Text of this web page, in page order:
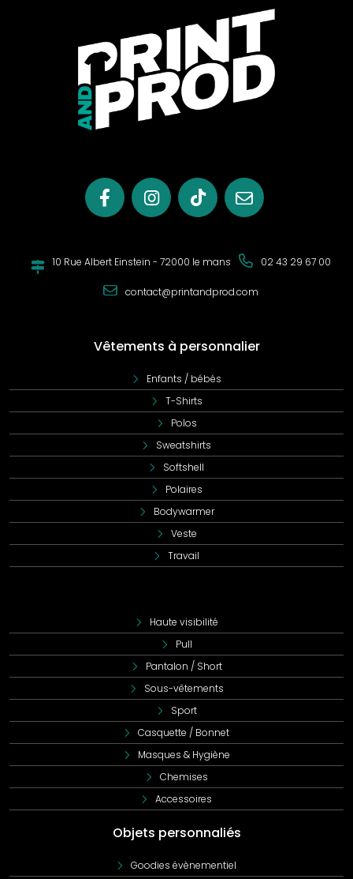
10 Rue Albert Einstein - 72000 le mans 02 43 29 67 00
contact@printandprod.com
Vêtements à personnalier
Enfants / bébés
T-Shirts
Polos
Sweatshirts
Softshell
Polaires
Bodywarmer
Veste
Travail
Haute visibilité
Pull
Pantalon / Short
Sous-vêtements
Sport
Casquette / Bonnet
Masques & Hygiène
Chemises
Accessoires
Objets personnaliés
Goodies évènementiel